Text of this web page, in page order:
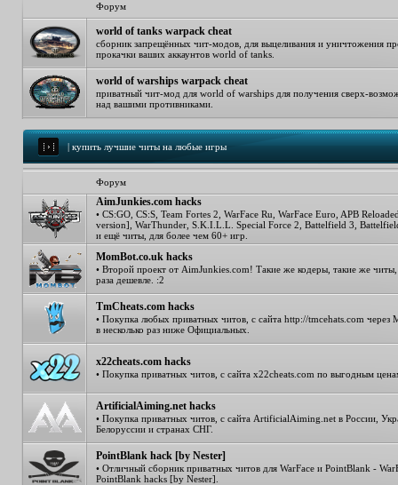
Форум
world of tanks warpack cheat
сборник запрещённых чит-модов, для выцеливания и уничтожения
прокачки ваших аккаунтов world of tanks.
world of warships warpack cheat
приватный чит-мод для world of warships для получения сверх-
над вашими противниками.
| купить лучшие читы на любые игры
Форум
AimJunkies.com hacks
• CS:GO, CS:S, Team Fortes 2, WarFace Ru, WarFace Euro, APB
version], WarThunder, S.K.I.L.L. Special Force 2, Battelfield 3,
и ещё читы, для более чем 60+ игр.
MomBot.co.uk hacks
• Второй проект от AimJunkies.com! Такие же кодеры, такие же
раза дешевле. :2
TmCheats.com hacks
• Покупка любых приватных читов, с сайта http://tmcehats.com через
в несколько раз ниже Официальных.
x22cheats.com hacks
• Покупка приватных читов, с сайта x22cheats.com по выгодным
ArtificialAiming.net hacks
• Покупка приватных читов, с сайта ArtificialAiming.net в России,
Белоруссии и странах СНГ.
PointBlank hack [by Nester]
• Отличный сборник приватных читов для WarFace и PointBlank -
PointBlank hacks [by Nester].